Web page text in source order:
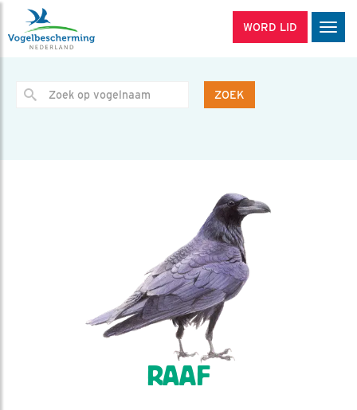
WORD LID
ZOEK
RAAF